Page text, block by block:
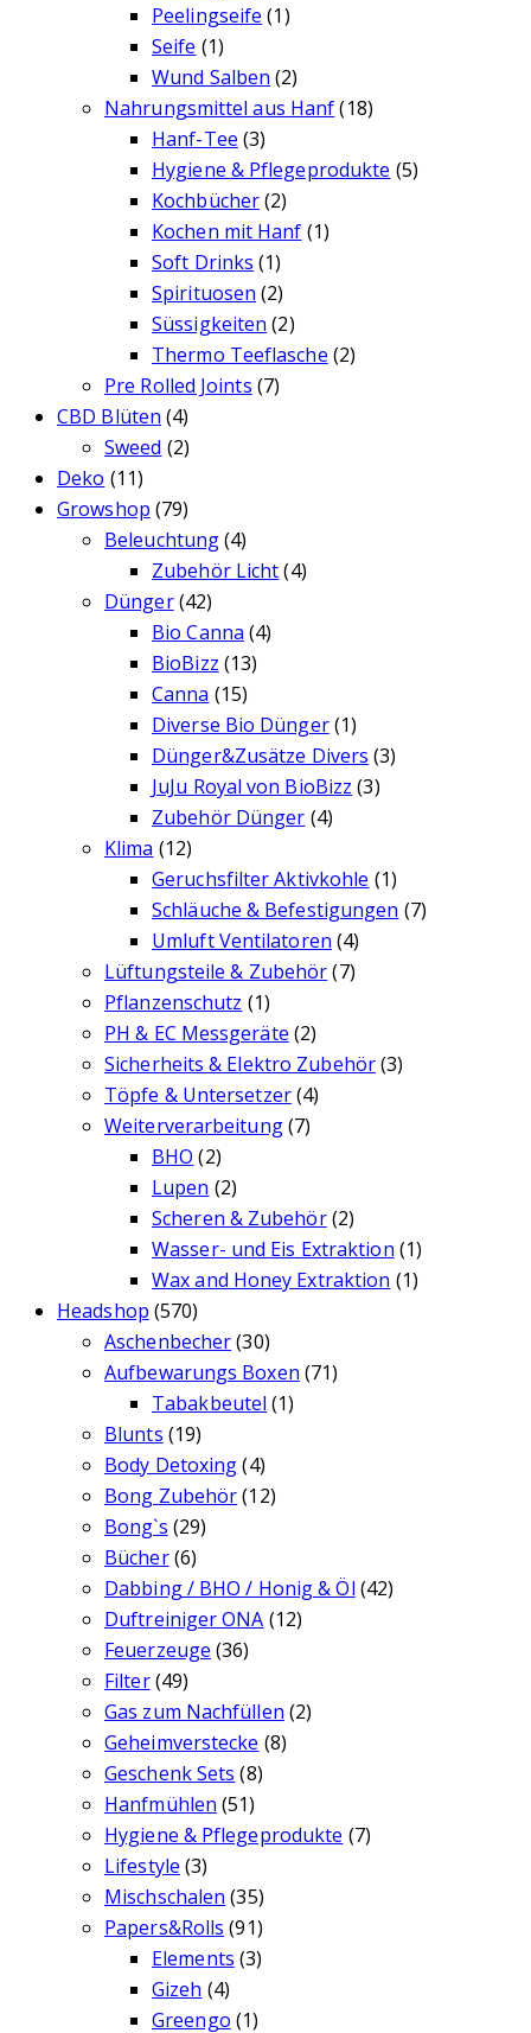
Peelingseife (1)
Seife (1)
Wund Salben (2)
Nahrungsmittel aus Hanf (18)
Hanf-Tee (3)
Hygiene & Pflegeprodukte (5)
Kochbücher(2)
Kochen mit Hanf (1)
Soft Drinks (1)
Spirituosen (2)
Süssigkeiten (2)
Thermo Teeflasche (2)
Pre Rolled Joints (7)
CBD Blüten (4)
Sweed (2)
Deko (11)
Growshop (79)
Beleuchtung(4)
Zubehör Licht (4)
Dünger(42)
Bio Canna (4)
BioBizz (13)
Canna (15)
Diverse Bio Dünger(1)
Dünger&Zusätze Divers (3)
JuJu Royal von BioBizz (3)
Zubehör Dünger (4)
Klima (12)
Geruchsfilter Aktivkohle (1)
Schläuche & Befestigungen (7)
Umluft Ventilatoren (4)
Lüftungsteile & Zubehör (7)
Pflanzenschutz (1)
PH & EC Messgeräte (2)
Sicherheits & Elektro Zubehör(3)
Töpfe & Untersetzer(4)
Weiterverarbeitung(7)
BHO (2)
Lupen (2)
Scheren & Zubehör(2)
Wasser- und Eis Extraktion (1)
Wax and Honey Extraktion (1)
Headshop (570)
Aschenbecher(30)
Aufbewarungs Boxen (71)
Tabakbeutel (1)
Blunts (19)
Body Detoxing (4)
Bong Zubehör(12)
Bong`s (29)
Bücher(6)
Dabbing / BHO / Honig & Öl (42)
Duftreiniger ONA (12)
Feuerzeuge (36)
Filter(49)
Gas zum Nachfüllen (2)
Geheimverstecke (8)
Geschenk Sets (8)
Hanfmühlen (51)
Hygiene & Pflegeprodukte (7)
Lifestyle (3)
Mischschalen (35)
Papers&Rolls (91)
Elements (3)
Gizeh (4)
Greengo (1)